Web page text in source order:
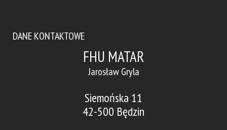
DANE KONTAKTOWE
FHU MATAR
Jarosław Gryla
Siemońska 11
42-500 Będzin